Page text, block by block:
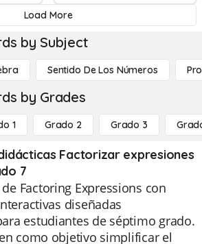
Load More
by Subject
Sentido De Los Números
by Grades
1 Grado 2 Grado 3
Factorizar expresiones
7
Factoring Expressions con
diseñadas
estudiantes de séptimo grado.
como objetivo simplificar el